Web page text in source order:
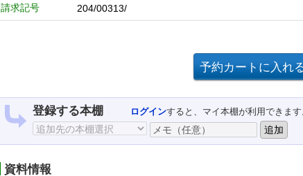
請求記号 204/00313/
登録する本棚 ログインすると、マイ本棚が利用できます
資料情報